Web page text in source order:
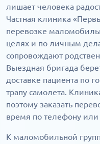
лишает человека
Частная клиника
перевозке
целях и по личным
сопровождают
Выездная бригада
доставке пациента по
трапу самолета.
поэтому заказать
время по телефону или
К маломобильной